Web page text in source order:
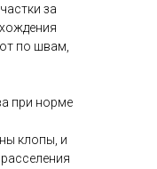
за
по швам,
при норме
клопы, и